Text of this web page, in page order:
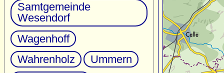
Samtgemeinde
Wesendorf
Wagenhoff
Wahrenholz
Ummern